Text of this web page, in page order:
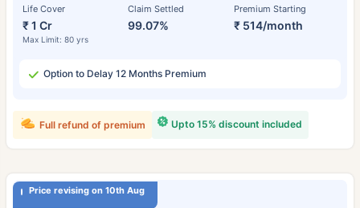
Life Cover
₹ 1 Cr
Max Limit: 80 yrs
Claim Settled
99.07%
Premium Starting
₹ 514/month
Option to Delay 12 Months Premium
Upto 15% discount included
Full refund of premium
Price revising on 10th Aug